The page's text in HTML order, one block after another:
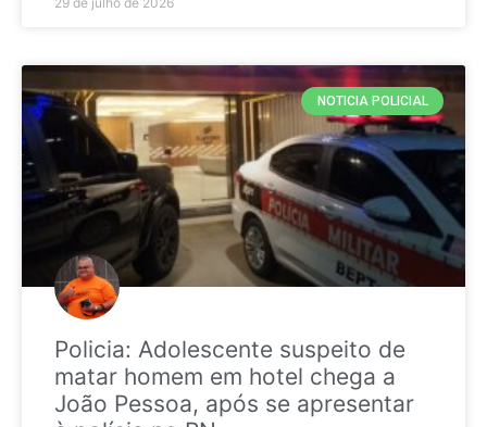
NOTICIA POLICIAL
Policia: Adolescente suspeito de
matar homem em hotel chega a
João Pessoa, após se apresentar